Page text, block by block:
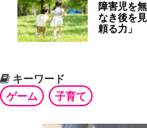
障害児を
なき後を
頼る力」
キーワード
ゲーム
子育て